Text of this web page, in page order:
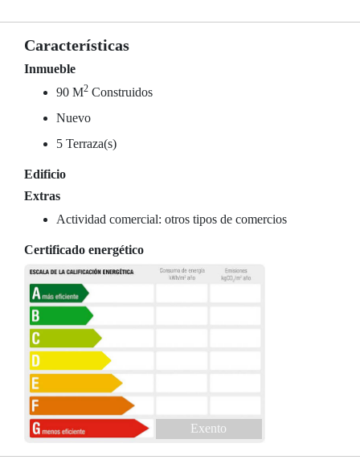
Características
Inmueble
90 M2 Construidos
Nuevo
5 Terraza(s)
Edificio
Extras
Actividad comercial: otros tipos de comercios
Certificado energético
Exento